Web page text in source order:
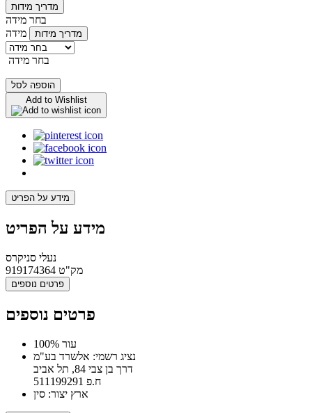
מדריך מידות
בחר מידה
מידה
מדריך מידות
בחר מידה
הוספה לסל
Add to Wishlist
מידע על הפריט
מידע על הפריט
נעלי סניקרס
מק"ט 919174364
פרטים נוספים
פרטים נוספים
100% עור
נציג רשמי: אלשרד בע"מ
דרך בן צבי 84, תל אביב
ח.פ 511199291
ארץ יצור: סין